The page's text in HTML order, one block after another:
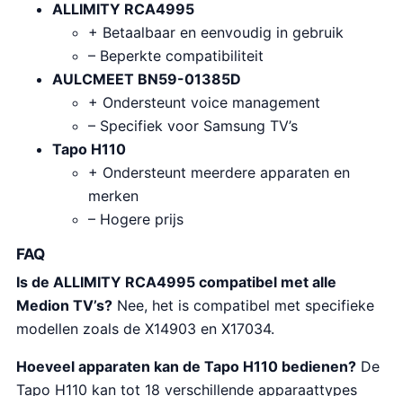
ALLIMITY RCA4995
+ Betaalbaar en eenvoudig in gebruik
– Beperkte compatibiliteit
AULCMEET BN59-01385D
+ Ondersteunt voice management
– Specifiek voor Samsung TV’s
Tapo H110
+ Ondersteunt meerdere apparaten en
merken
– Hogere prijs
FAQ
Is de ALLIMITY RCA4995 compatibel met alle
Medion TV’s? Nee, het is compatibel met specifieke
modellen zoals de X14903 en X17034.
Hoeveel apparaten kan de Tapo H110 bedienen? De
Tapo H110 kan tot 18 verschillende apparaattypes